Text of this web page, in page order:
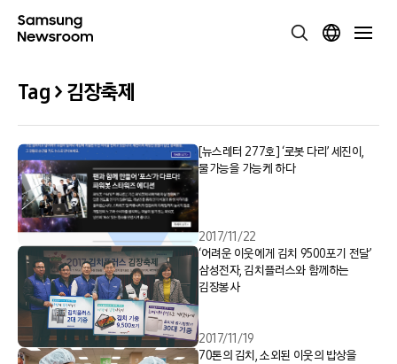
Tag > 김장축제
[뉴스레터 277호] ‘로봇 다리’ 세진이,
불가능을 가능케 하다
2017/11/22
‘어려운 이웃에게 김치 9500포기 전달’
삼성전자, 김치플러스와 함께하는
김장봉사
2017/11/19
70톤의 김치, 소외된 이웃의 밥상을